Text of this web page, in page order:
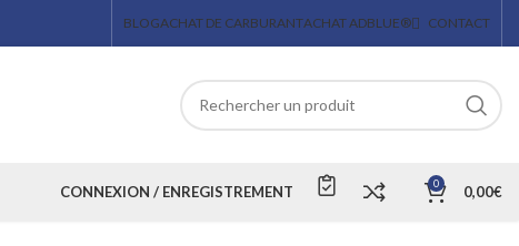
BLOGACHAT DE CARBURANTACHAT ADBLUE® CONTACT
CONNEXION / ENREGISTREMENT 0 0,00€